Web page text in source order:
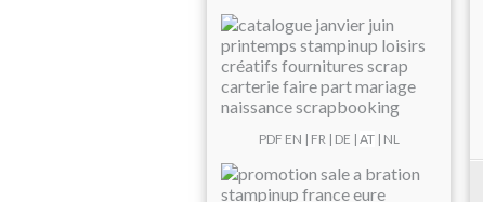
PDF EN | FR| DE | AT| NL